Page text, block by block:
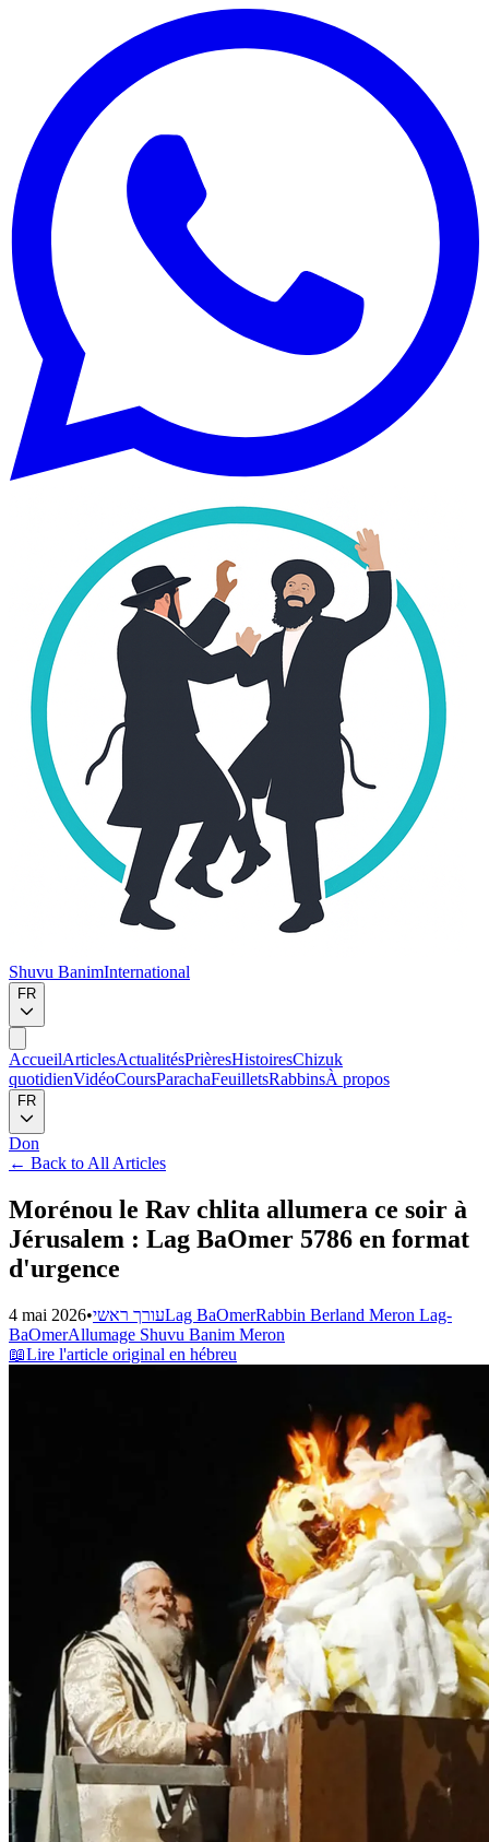
Shuvu BanimInternational
FR
AccueilArticlesActualitésPrièresHistoiresChizuk
quotidienVidéoCoursParachaFeuilletsRabbinsÀ propos
FR
Don
← Back to All Articles
Morénou le Rav chlita allumera ce soir à
Jérusalem : Lag BaOmer 5786 en format
d'urgence
4 mai 2026•עורך ראשיLag BaOmerRabbin Berland Meron Lag-
BaOmerAllumage Shuvu Banim Meron
📖Lire l'article original en hébreu